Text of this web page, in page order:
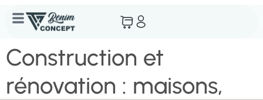
Construction et
rénovation : maisons,